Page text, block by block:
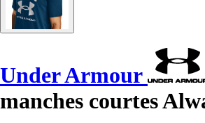
Under Armour
manches courtes